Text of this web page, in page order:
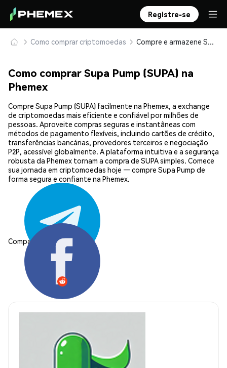
Registre-se
Como comprar criptomoedas Compre e armazene Supa Pump (SUPA) com segurança
Como comprar Supa Pump (SUPA) na
Phemex
Compre Supa Pump (SUPA) facilmente na Phemex, a exchange
de criptomoedas mais eficiente e confiável por milhões de
pessoas. Aproveite compras seguras e instantâneas com
métodos de pagamento flexíveis, incluindo cartões de crédito,
transferências bancárias, provedores terceiros e negociação
P2P, acessível globalmente. A plataforma intuitiva e a segurança
robusta da Phemex tornam a compra de SUPA simples. Comece
sua jornada em criptomoedas hoje — compre Supa Pump de
forma segura e confiante na Phemex.
Compartilhar: